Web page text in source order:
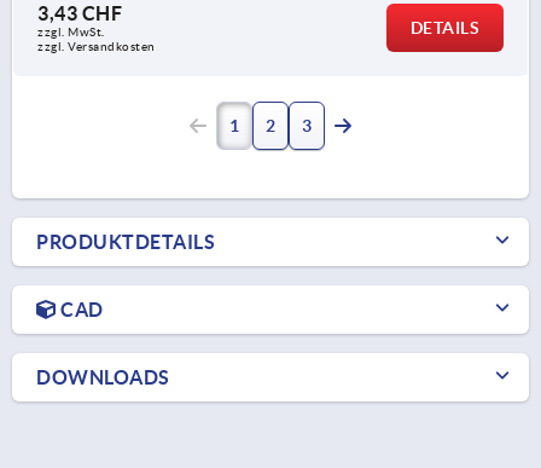
3,43 CHF
zzgl. MwSt.
zzgl. Versandkosten
DETAILS
1 2 3
PRODUKTDETAILS
CAD
DOWNLOADS